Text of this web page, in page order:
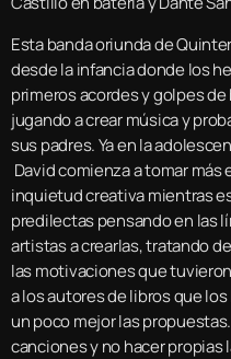
Esta banda oriunda de
desde la infancia donde los
primeros acordes y golpes
jugando a crear música y
sus padres. Ya en la
David comienza a tomar
inquietud creativa mientras
predilectas pensando en las
artistas a crearlas, tratando
las motivaciones que
a los autores de libros que
un poco mejor las
canciones y no hacer propias